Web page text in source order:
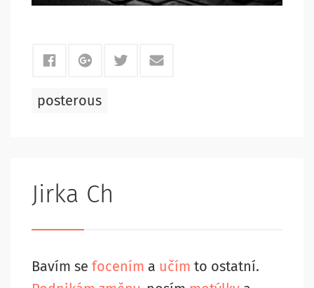
posterous
Jirka Ch
Bavím se focením a učím to ostatní.